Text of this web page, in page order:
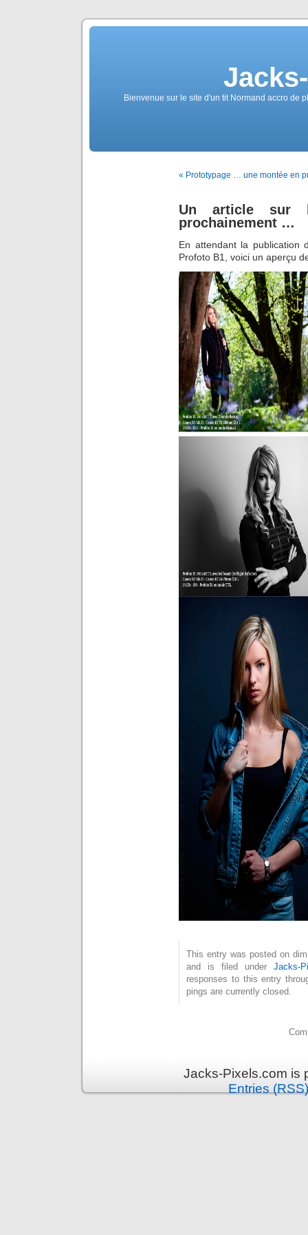
Bienvenue sur le site d'un tit Normand accro de
« Prototypage … une montée en
Un article sur
prochainement …
En attendant la publication
Profoto B1, voici un aperçu
This entry was posted on
and is filed underJacks-
responses to this entry
pings are currently closed.
Jacks-Pixels.com is
Entries (RSS)